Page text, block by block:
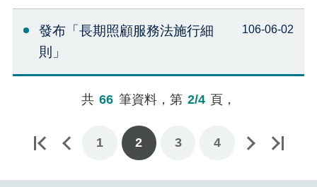
發布「長期照顧服務法施行細
則」
106-06-02
共 66 筆資料，第 2/4 頁，
1 2 3 4
下一頁最後一頁